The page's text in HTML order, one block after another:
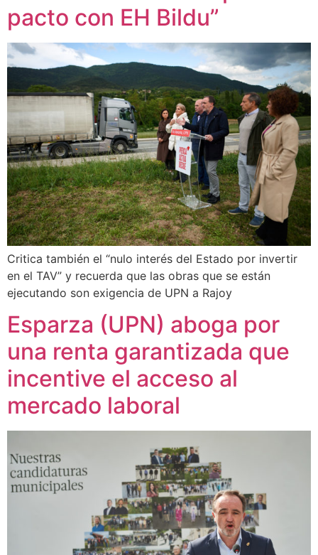
pacto con EH Bildu”
Critica también el “nulo interés del Estado por invertir
en el TAV” y recuerda que las obras que se están
ejecutando son exigencia de UPN a Rajoy
Esparza (UPN) aboga por
una renta garantizada que
incentive el acceso al
mercado laboral